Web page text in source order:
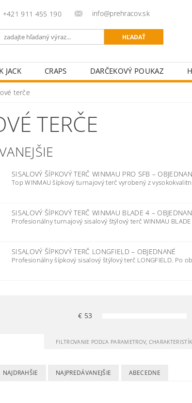
+421 911 455 190 info@prehracov.sk
JACK CRAPS DARČEKOVÝ POUKAZ
OBLEČENIE
terče
TERČE
SISALOVÝ ŠÍPKOVÝ TERČ WINMAU PRO SFB –
Top WINMAU šípkový turnajový terč vyrobený z
SISALOVÝ ŠÍPKOVÝ TERČ WINMAU BLADE 4 –
Profesionálny turnajový sisalový štýlový terč WINMAU BLADE
SISALOVÝ ŠÍPKOVÝ TERČ LONGFIELD– OBJEDNANÉ
Profesionálny šípkový sisalový štýlový terč LONGFIELD. Po
€ 53
FILTROVANIE PODĽA PARAMETROV,
NAJDRAHŠIE NAJPREDÁVANEJŠIE ABECEDNE